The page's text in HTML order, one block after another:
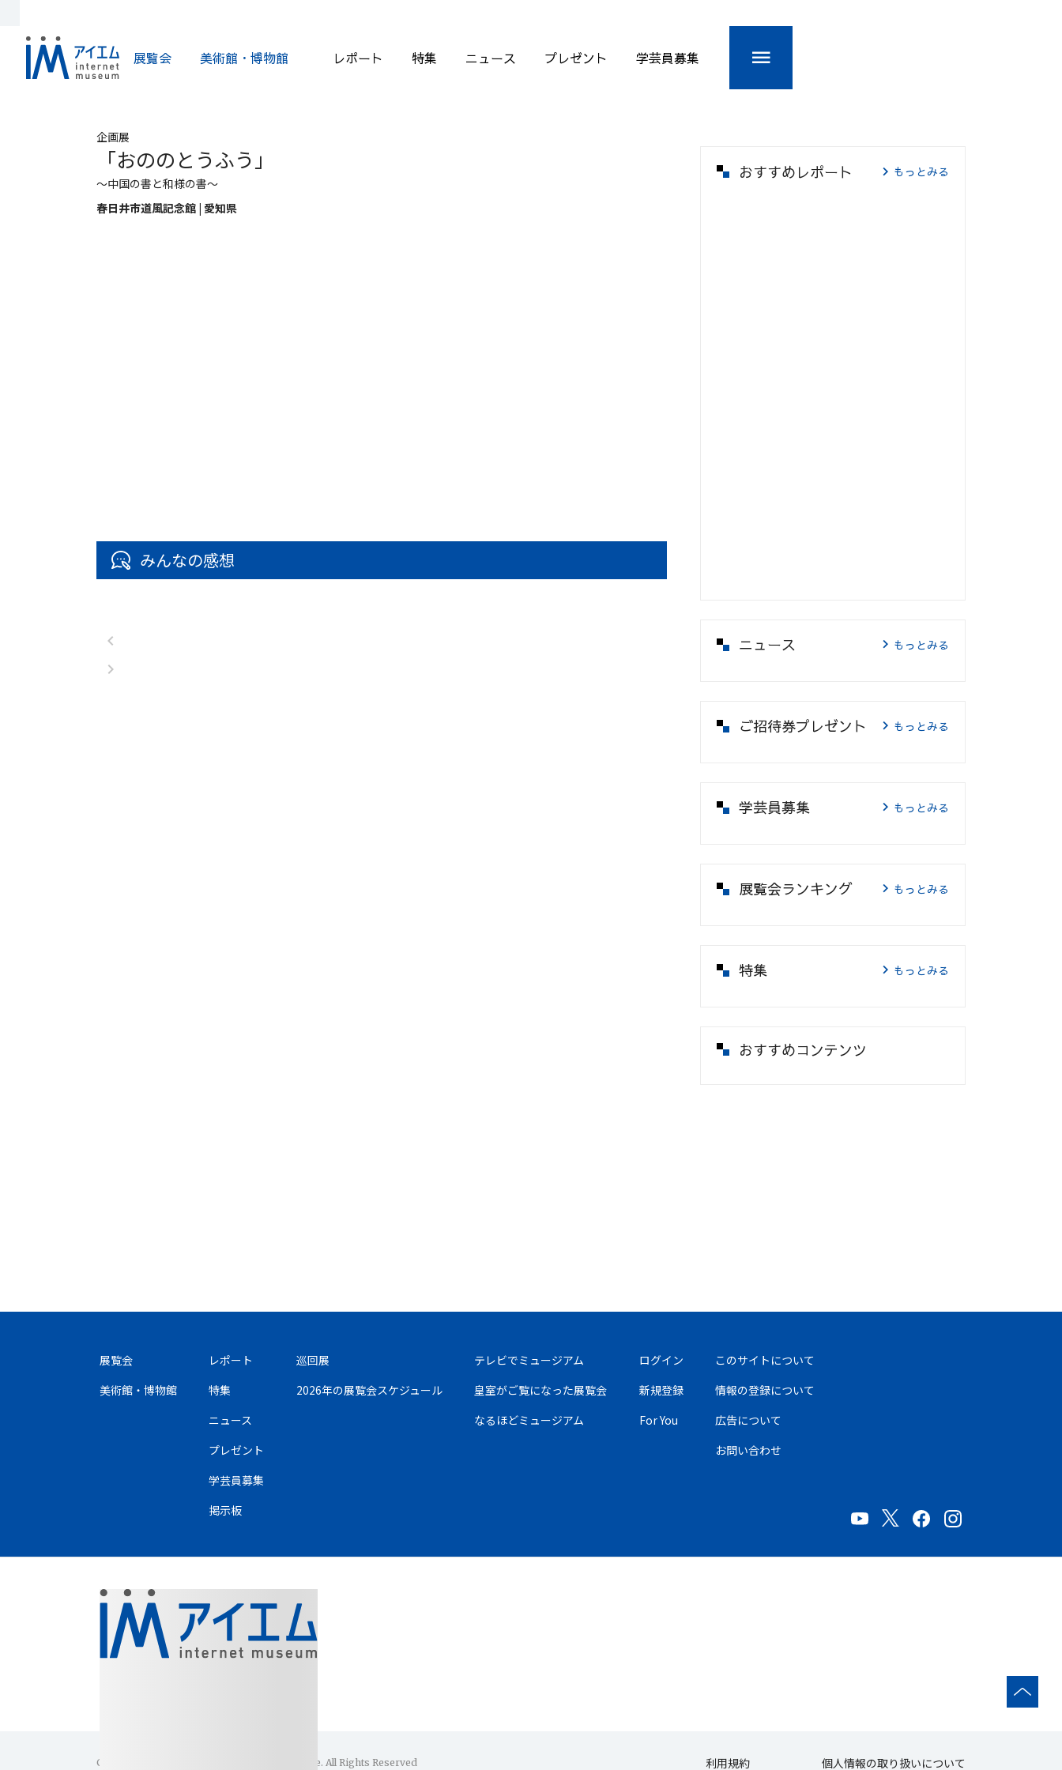
展覧会 美術館・博物館 レポート 特集 ニュース プレゼント 学芸員募集
企画展
「おののとうふう」
～中国の書と和様の書～
春日井市道風記念館 | 愛知県
みんなの感想
おすすめレポート もっとみる
ニュース もっとみる
ご招待券プレゼント もっとみる
学芸員募集 もっとみる
展覧会ランキング もっとみる
特集 もっとみる
おすすめコンテンツ
展覧会
美術館・博物館
レポート
特集
ニュース
プレゼント
学芸員募集
掲示板
巡回展
2026年の展覧会スケジュール
テレビでミュージアム
皇室がご覧になった展覧会
なるほどミュージアム
ログイン
新規登録
For You
このサイトについて
情報の登録について
広告について
お問い合わせ
Copyright(C)1996-2026 Internet Museum Office. All Rights Reserved 利用規約 個人情報の取り扱いについて